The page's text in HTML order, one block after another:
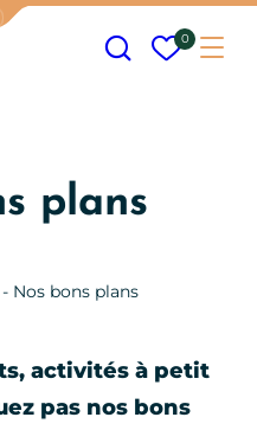
la barre de navigation
Mes
0
plans
- Nos bons plans
activités à petit
pas nos bons